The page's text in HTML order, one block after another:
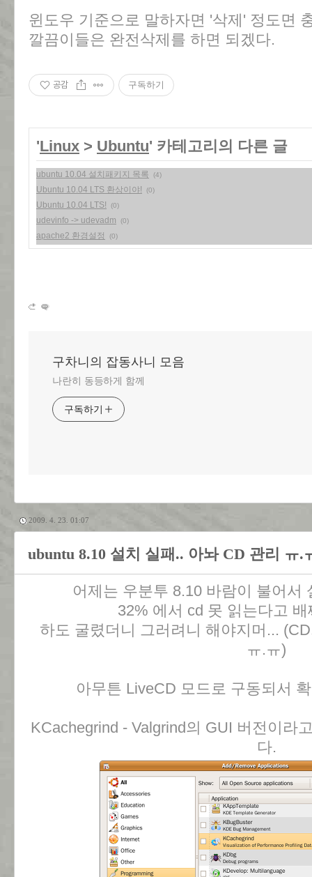
윈도우 기준으로 말하자면 '삭제' 정도면
깔끔이들은 완전삭제를 하면 되겠다.
공감 구독하기
'Linux > Ubuntu' 카테고리의 다른 글
ubuntu 10.04 설치패키지 목록 (4)
Ubuntu 10.04 LTS 환상이야! (0)
Ubuntu 10.04 LTS! (0)
udevinfo -> udevadm (0)
apache2 환경설정 (0)
구차니의 잡동사니 모음
나란히 동등하게 함께
구독하기
2009. 4. 23. 01:07
ubuntu 8.10 설치 실패.. 아놔 CD 관리 ㅠ.
어제는 우분투 8.10 바람이 불어서
32% 에서 cd 못 읽는다고
하도 굴렸더니 그러려니 해야지머...
ㅠ.ㅠ)
아무튼 LiveCD 모드로 구동되서
KCachegrind - Valgrind의 GUI 버전이라
다.